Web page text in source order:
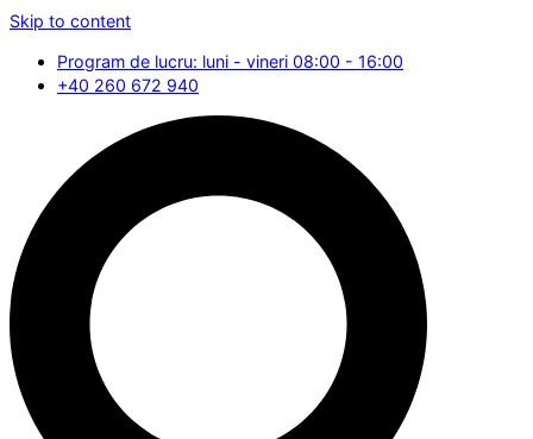
Skip to content
Program de lucru: luni - vineri 08:00 - 16:00
+40 260 672 940